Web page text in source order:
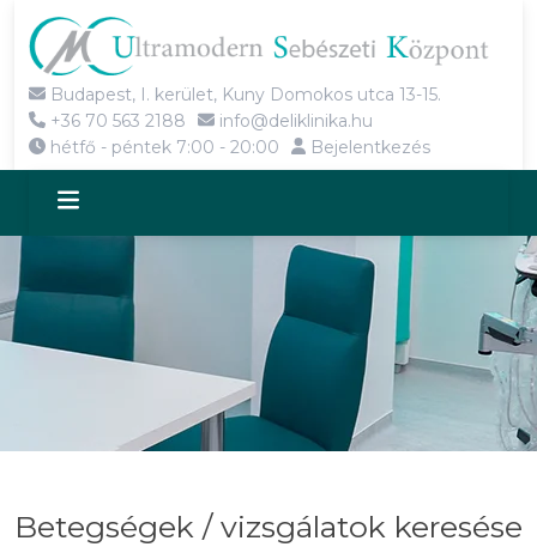
Budapest, I. kerület, Kuny Domokos utca 13-15.
+36 70 563 2188
info@deliklinika.hu
hétfő - péntek 7:00 - 20:00
Bejelentkezés
Betegségek / vizsgálatok keresése